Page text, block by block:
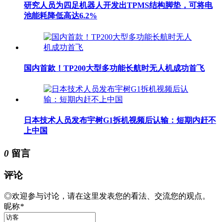
研究人员为四足机器人开发出TPMS结构脚垫，可将电
池能耗降低高达6.2%
国内首款！TP200大型多功能长航时无人机成功首飞
日本技术人员发布宇树G1拆机视频后认输：短期内赶不
上中国
0 留言
评论
◎欢迎参与讨论，请在这里发表您的看法、交流您的观点。
昵称*